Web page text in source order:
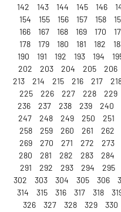
142
143 144 145 146
154
155 156 157 158
166
167 168 169 170
178
179 180 181 182
190
191 192 193 194
202
203 204 205 206
213
214 215 216 217
225
226 227 228 229
236
237 238 239 240
247
248 249 250 251
258
259 260 261 262
269
270 271 272 273
280
281 282 283 284
291
292 293 294 295
302
303 304 305 306
314
315 316 317 318
326
327 328 329 330